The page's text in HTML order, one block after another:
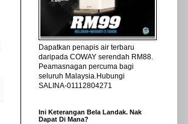
Dapatkan penapis air terbaru
daripada COWAY serendah RM88.
Peamasnagan percuma bagi
seluruh Malaysia.Hubungi
SALINA-01112804271
Ini Keterangan Bela Landak. Nak
Dapat Di Mana?